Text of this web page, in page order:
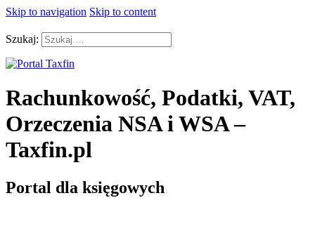
Skip to navigation Skip to content
Szukaj:
Rachunkowość, Podatki, VAT,
Orzeczenia NSA i WSA –
Taxfin.pl
Portal dla księgowych